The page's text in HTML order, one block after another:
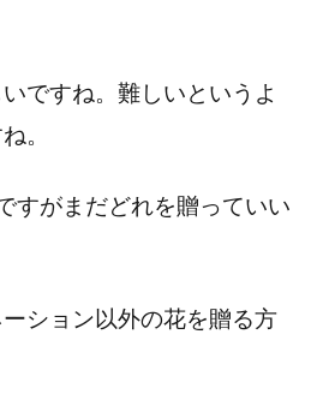
ですね。難しいというよ
。
すがまだどれを贈っていい
ション以外の花を贈る方